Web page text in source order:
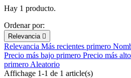
En stock
View products
Hay 1 producto.
Ordenar por:
Relevancia 
Relevancia Más recientes primero
Precio más bajo primero Precio más
primero Aleatorio
Affichage 1-1 de 1 article(s)